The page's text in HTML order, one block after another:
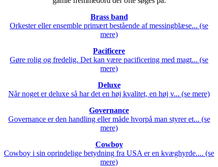
Brass band
Orkester eller ensemble primært bestående af messingblæse... (se
mere)
Pacificere
Gøre rolig og fredelig. Det kan være pacificering med magt... (se
mere)
Deluxe
Når noget er deluxe så har det en høj kvalitet, en høj v... (se mere)
Governance
Governance er den handling eller måde hvorpå man styrer et... (se
mere)
Cowboy
Cowboy i sin oprindelige betydning fra USA er en kvæghyrde.... (se
mere)